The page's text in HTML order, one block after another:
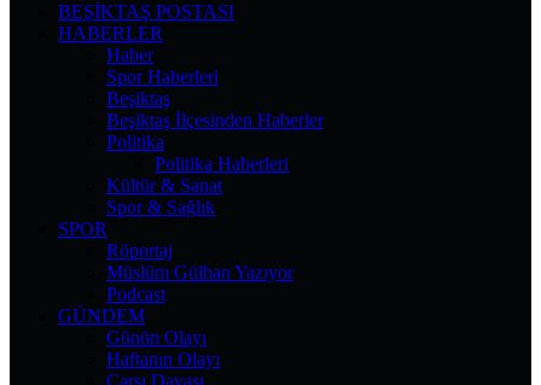
BEŞIKTAŞ POSTASI
HABERLER
Haber
Spor Haberleri
Beşiktaş
Beşiktaş İlçesinden Haberler
Politika
Politika Haberleri
Kültür & Sanat
Spor & Sağlık
SPOR
Röportaj
Müslüm Gülhan Yazıyor
Podcast
GÜNDEM
Günün Olayı
Haftanın Olayı
Çarşı Davası